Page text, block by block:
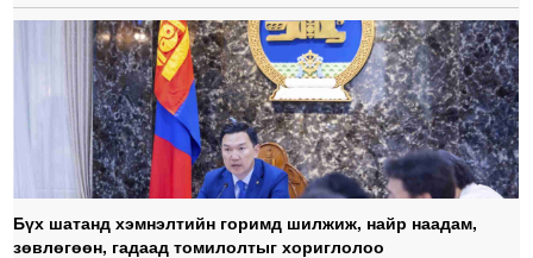
Бүх шатанд хэмнэлтийн горимд шилжиж, найр наадам,
зөвлөгөөн, гадаад томилолтыг хориглолоо